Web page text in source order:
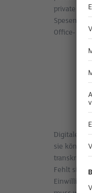
private
Office- und
Digitale
sie können
Fehlt sie,